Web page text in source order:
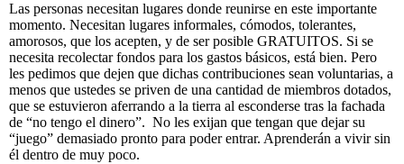
Las personas necesitan lugares donde reunirse en este importante
momento. Necesitan lugares informales, cómodos, tolerantes,
amorosos, que los acepten, y de ser posible GRATUITOS. Si se
necesita recolectar fondos para los gastos básicos, está bien. Pero
les pedimos que dejen que dichas contribuciones sean voluntarias, a
menos que ustedes se priven de una cantidad de miembros dotados,
que se estuvieron aferrando a la tierra al esconderse tras la fachada
de “no tengo el dinero”. No les exijan que tengan que dejar su
“juego” demasiado pronto para poder entrar. Aprenderán a vivir sin
él dentro de muy poco.